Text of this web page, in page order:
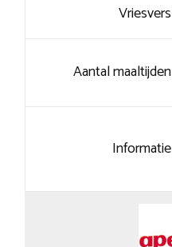
Vriesvers
Aantal maaltijden
Informatie